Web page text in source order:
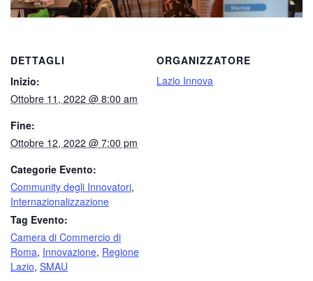
DETTAGLI
Inizio:
Ottobre 11, 2022 @ 8:00 am
Fine:
Ottobre 12, 2022 @ 7:00 pm
Categorie Evento:
Community degli Innovatori,
Internazionalizzazione
Tag Evento:
Camera di Commercio di
Roma, Innovazione, Regione
Lazio, SMAU
ORGANIZZATORE
Lazio Innova